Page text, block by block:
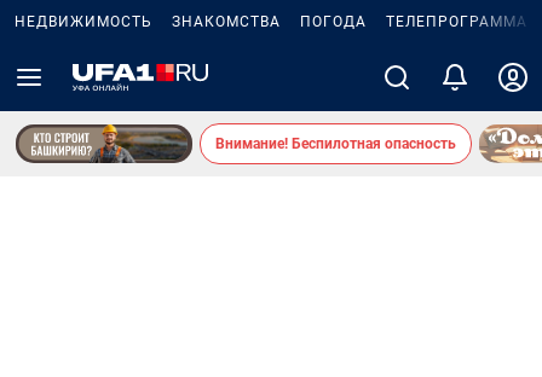
НЕДВИЖИМОСТЬ ЗНАКОМСТВА ПОГОДА ТЕЛЕПРОГРАММА
Внимание! Беспилотная опасность